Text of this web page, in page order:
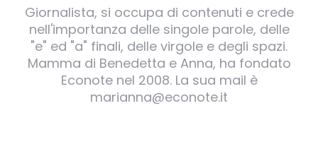
Giornalista, si occupa di contenuti e crede
nell'importanza delle singole parole, delle
"e" ed "a" finali, delle virgole e degli spazi.
Mamma di Benedetta e Anna, ha fondato
Econote nel 2008. La sua mail è
marianna@econote.it